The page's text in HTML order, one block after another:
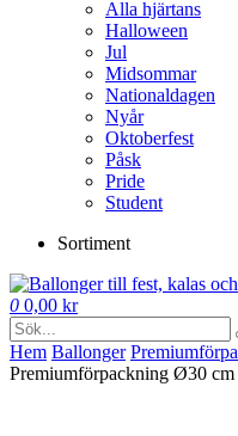
Alla hjärtans
Halloween
Jul
Midsommar
Nationaldagen
Nyår
Oktoberfest
Påsk
Pride
Student
Sortiment
0 0,00 kr
Hem Ballonger
Premiumförpackning Ø30 cm